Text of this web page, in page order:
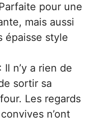
pour une
mais aussi
épaisse style
: Il n’y a rien de
sortir sa
Les regards
n’ont